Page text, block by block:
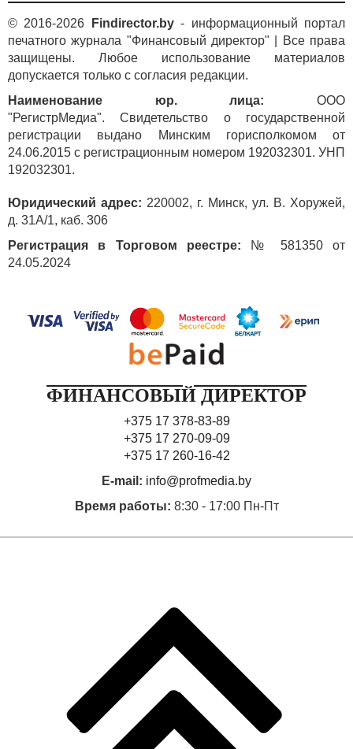
© 2016-2026 Findirector.by- информационный портал
печатного журнала "Финансовый директор" | Все права
защищены. Любое использование материалов
допускается только с согласия редакции.
Наименование юр. лица: ООО
"РегистрМедиа". Свидетельство о государственной
регистрации выдано Минским горисполкомом от
24.06.2015 с регистрационным номером 192032301. УНП
192032301.
Юридический адрес: 220002, г. Минск, ул. В. Хоружей,
д. 31А/1, каб. 306
Регистрация в Торговом реестре: № 581350 от
24.05.2024
ФИНАНСОВЫЙ ДИРЕКТОР
+375 17 378-83-89
+375 17 270-09-09
+375 17 260-16-42
E-mail: info@profmedia.by
Время работы: 8:30 - 17:00 Пн-Пт